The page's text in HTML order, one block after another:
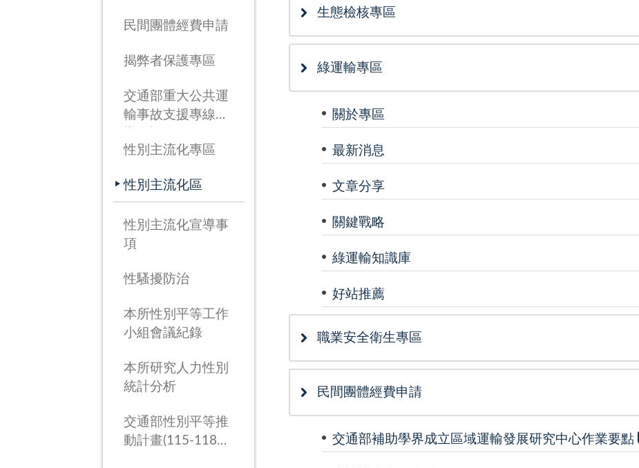
民間團體經費申請
揭弊者保護專區
交通部重大公共運
輸事故支援專線宣
26日啟用)
性別主流化專區
性別主流化區
性別主流化宣導事
項
性騷擾防治
本所性別平等工作
小組會議紀錄
本所研究人力性別
統計分析
交通部性別平等推
動計畫(115-118
生態檢核專區
綠運輸專區
關於專區
最新消息
文章分享
關鍵戰略
綠運輸知識庫
好站推薦
職業安全衛生專區
民間團體經費申請
交通部補助學界成立區域運輸發展研究中心作業要點